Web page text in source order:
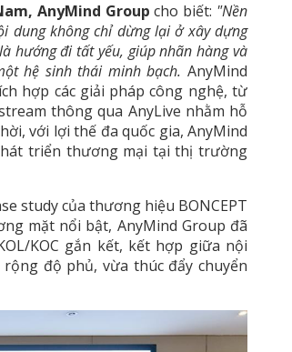
AnyMind Group cho biết: "Nền
dung không chỉ dừng lại ở xây dựng
hướng đi tất yếu, giúp nhãn hàng và
hệ sinh thái minh bạch. AnyMind
hợp các giải pháp công nghệ, từ
thông qua AnyLive nhằm hỗ
với lợi thế đa quốc gia, AnyMind
triển thương mại tại thị trường
study của thương hiệu BONCEPT
mặt nổi bật, AnyMind Group đã
KOC gắn kết, kết hợp giữa nội
độ phủ, vừa thúc đẩy chuyển